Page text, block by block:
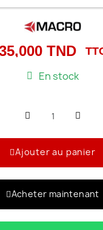
TND
En stock
Ajouter au panier
Acheter maintenant